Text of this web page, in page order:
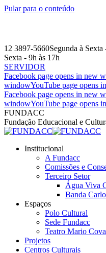
Pular para o conteúdo
12 3897-5660Segunda à Sexta
Sexta - 9h às 17h
SERVIDOR
Facebook page opens in new
windowYouTube page opens
Facebook page opens in new
windowYouTube page opens
FUNDACC
Fundação Educacional e
Institucional
A Fundacc
Comissões e
Terceiro Setor
Água Viva
Banda
Espaços
Polo Cultural
Sede Fundacc
Teatro Mario
Projetos
Centros Culturais